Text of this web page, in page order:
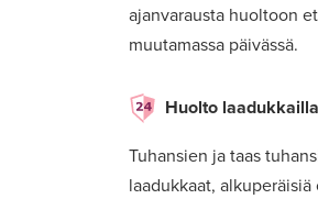
ajanvarausta huoltoon
muutamassa päivässä.
Huolto
Tuhansien ja taas
laadukkaat, alkuperäisiä